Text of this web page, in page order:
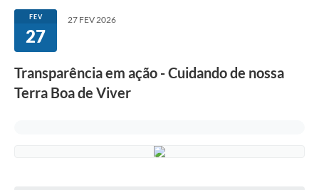
FEV
27
27 FEV 2026
Transparência em ação - Cuidando de nossa
Terra Boa de Viver